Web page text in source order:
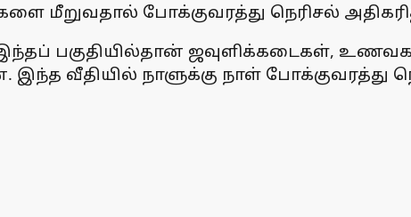
மீறுவதால் போக்குவரத்து நெரிசல்
இந்தப் பகுதியில்தான் ஜவுளிக்கடைகள்,
வீதியில் நாளுக்கு நாள் போக்குவரத்து